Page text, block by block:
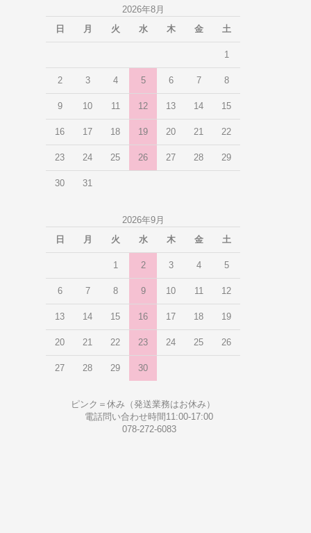
2026年8月
日
月 火 水 木 金 土
1
2 3 4 5 6 7 8
9 10 11 12 13 14 15
16 17 18 19 20 21 22
23 24 25 26 27 28 29
30 31
2026年9月
日
月 火 水 木 金 土
1 2 3 4 5
6 7 8 9 10 11 12
13 14 15 16 17 18 19
20 21 22 23 24 25 26
27 28 29 30
ピンク＝休み（発送業務はお休み）
電話問い合わせ時間11:00-17:00
078-272-6083